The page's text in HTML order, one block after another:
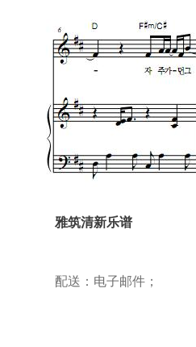
雅筑清新乐谱
配送：电子邮件；